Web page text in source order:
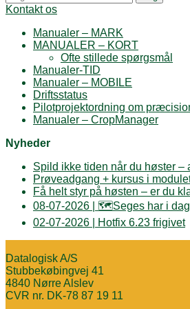
efter:
Kontakt os
Manualer – MARK
MANUALER – KORT
Ofte stillede spørgsmål
Manualer-TID
Manualer – MOBILE
Driftsstatus
Pilotprojektordning om
Manualer – CropManager
Nyheder
Spild ikke tiden når du høster –
Prøveadgang + kursus i
Få helt styr på høsten – er du
08-07-2026 | 🗺️Seges har i dag
02-07-2026 | Hotfix 6.23 frigivet
Datalogisk A/S
Stubbekøbingvej 41
4840 Nørre Alslev
CVR nr. DK-78 87 19 11